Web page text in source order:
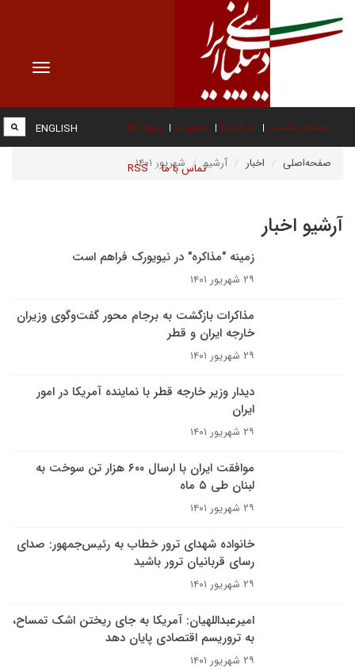
Toggle
صفحه نخست درباره ما عضویت پیوند ها
تماس با ما RSS
ENGLISH
صفحه‌اصلی اخبار آرشیو شهریور ۱۴۰۱
آرشیو اخبار
زمینه "مذاکره‌" در نیویورک فراهم است
۲۹ شهریور ۱۴۰۱
مذاکرات بازگشت به برجام محور گفت‌وگوی وزیران
خارجه ایران و قطر
۲۹ شهریور ۱۴۰۱
دیدار وزیر خارجه قطر با نماینده آمریکا در امور
ایران
۲۹ شهریور ۱۴۰۱
موافقت ایران با ارسال ۶۰۰ هزار تن سوخت به
لبنان طی ۵ ماه
۲۹ شهریور ۱۴۰۱
خانواده شهدای ترور خطاب به رئیس‌جمهور: صدای
رسای قربانیان ترور باشید
۲۹ شهریور ۱۴۰۱
امیرعبداللهیان: آمریکا به جای ریختن اشک تمساح،
به تروریسم اقتصادی پایان دهد
۲۹ شهریور ۱۴۰۱